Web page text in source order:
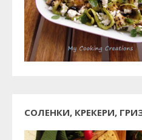
СОЛЕНКИ, КРЕКЕРИ,